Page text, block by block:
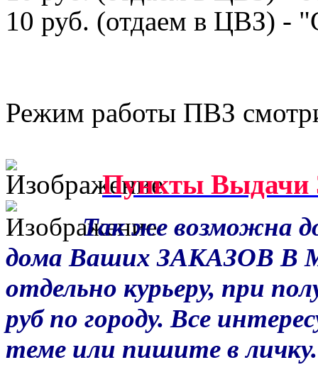
10 руб. (отдаем в ЦВЗ)
Режим работы ПВЗ
Пункты Выдачи
Так же возможна
дома Ваших ЗАКАЗОВ В
отдельно курьеру, при
руб по городу. Все
теме или пишите в личку.